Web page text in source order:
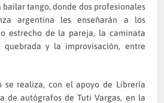
tango, donde dos profesionales
argentina les enseñarán a los
estrecho de la pareja, la caminata
y la improvisación, entre
se realiza, con el apoyo de Librería
de autógrafos de Tuti Vargas, en la